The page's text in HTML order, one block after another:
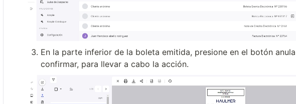
En la parte inferior de la boleta emitida, presione en el botón
confirmar, para llevar a cabo la acción.